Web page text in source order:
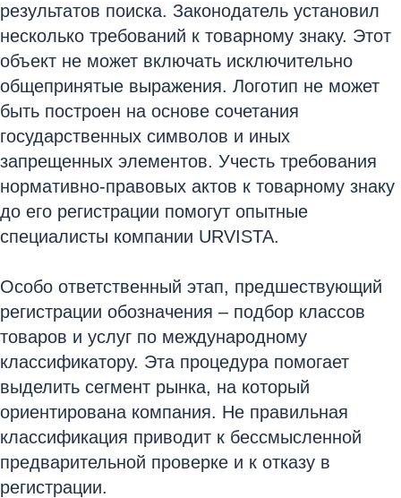
результатов поиска. Законодатель установил
несколько требований к товарному знаку. Этот
объект не может включать исключительно
общепринятые выражения. Логотип не может
быть построен на основе сочетания
государственных символов и иных
запрещенных элементов. Учесть требования
нормативно-правовых актов к товарному знаку
до его регистрации помогут опытные
специалисты компании URVISTA.
Особо ответственный этап, предшествующий
регистрации обозначения – подбор классов
товаров и услуг по международному
классификатору. Эта процедура помогает
выделить сегмент рынка, на который
ориентирована компания. Не правильная
классификация приводит к бессмысленной
предварительной проверке и к отказу в
регистрации.